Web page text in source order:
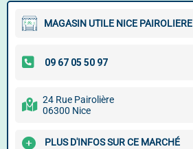
MAGASIN UTILE NICE PAIROLIERE
24 Rue Pairolière
06300 Nice
PLUS D'INFOS SUR CE MARCHÉ